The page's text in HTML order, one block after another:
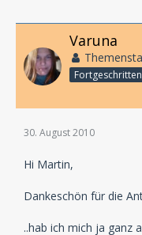
Varuna
30. August 2010
Hi Martin,
Dankeschön für die
..hab ich mich ja ganz